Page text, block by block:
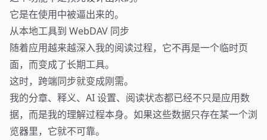
它是在使用中被逼出来的。
从本地工具到 WebDAV 同步
随着应用越来越深入我的阅读过程，它不再是一个临时页
面，而变成了长期工具。
这时，跨端同步就变成刚需。
我的分章、释义、AI 设置、阅读状态都已经不只是应用数
据，而是我的理解过程本身。如果这些数据只存在某一个浏
览器里，它就不可靠。